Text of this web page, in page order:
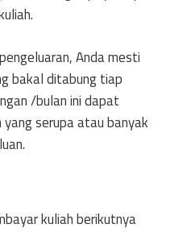
Anda mesti
bakal ditabung tiap
/bulan ini dapat
serupa atau banyak
kuliah berikutnya